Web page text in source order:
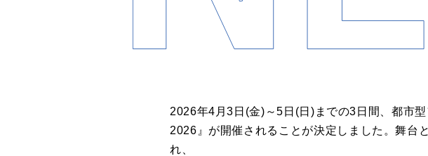
2026年4月3日(金)～5日(日)までの3日間、都市
2026』が開催されることが決定しました。舞台
れ、